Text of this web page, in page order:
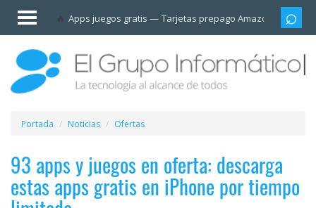
Apps juegos gratis Tarjetas prepago Amazon
Invitado
Iniciar
sesión /
Registrarse
Esenciales
Móviles
Ofertas
Apps
Portada Noticias Ofertas
93 apps y juegos en oferta: descarga
estas apps gratis en iPhone por tiempo